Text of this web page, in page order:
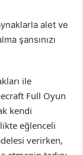
alet ve
şansınızı
ile
Full Oyun
kendi
eğlenceli
verirken,